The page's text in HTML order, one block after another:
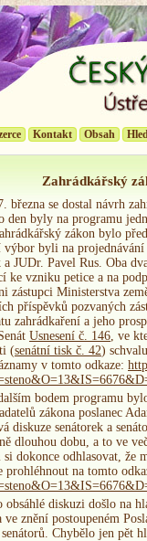
Kontakt Obsah
Zahrádkářský
března se dostal návrh
den byly na programu
zákon bylo
výbor byli na
JUDr. Pavel Rus. Oba
ke vzniku petice a na
zástupci Ministerstva
příspěvků pozvaných
zahrádkaření a jeho
Usnesení č. 146, ve
(senátní tisk č. 42)
v tomto odkaze:
bodem programu
zákona poslanec
diskuze senátorek a
dlouhou dobu, a to ve
si dokonce odhlasovat, že
prohléhnout na tomto
obsáhlé diskuzi došlo na
ve znění postoupeném
Chybělo jen pět